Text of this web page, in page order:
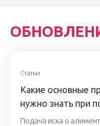
Статьи
Какие основные
нужно знать при
Подача иска о